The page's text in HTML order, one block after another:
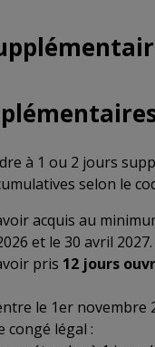
à 1 ou 2 jours
selon le
acquis au
et le 30 avril 2027.
pris 12 jours
le 1er novembre
congé légal :